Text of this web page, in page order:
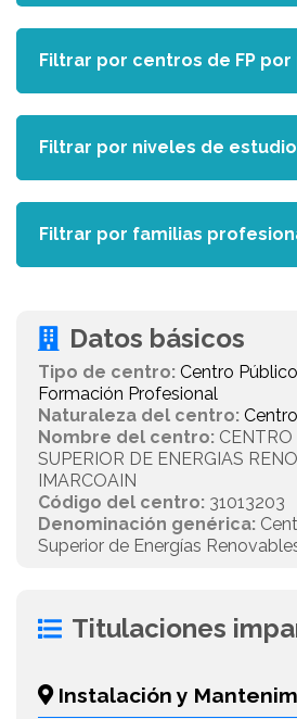
Datos básicos
Tipo de centro: Centro
Formación Profesional
Naturaleza del centro:
Nombre del centro:
SUPERIOR DE ENERGIAS
IMARCOAIN
Código del centro: 31013203
Denominación genérica:
Superior de Energías
Titulaciones
Instalación y
Filtrar por centros de FP
Filtrar por niveles de estudio
Filtrar por familias